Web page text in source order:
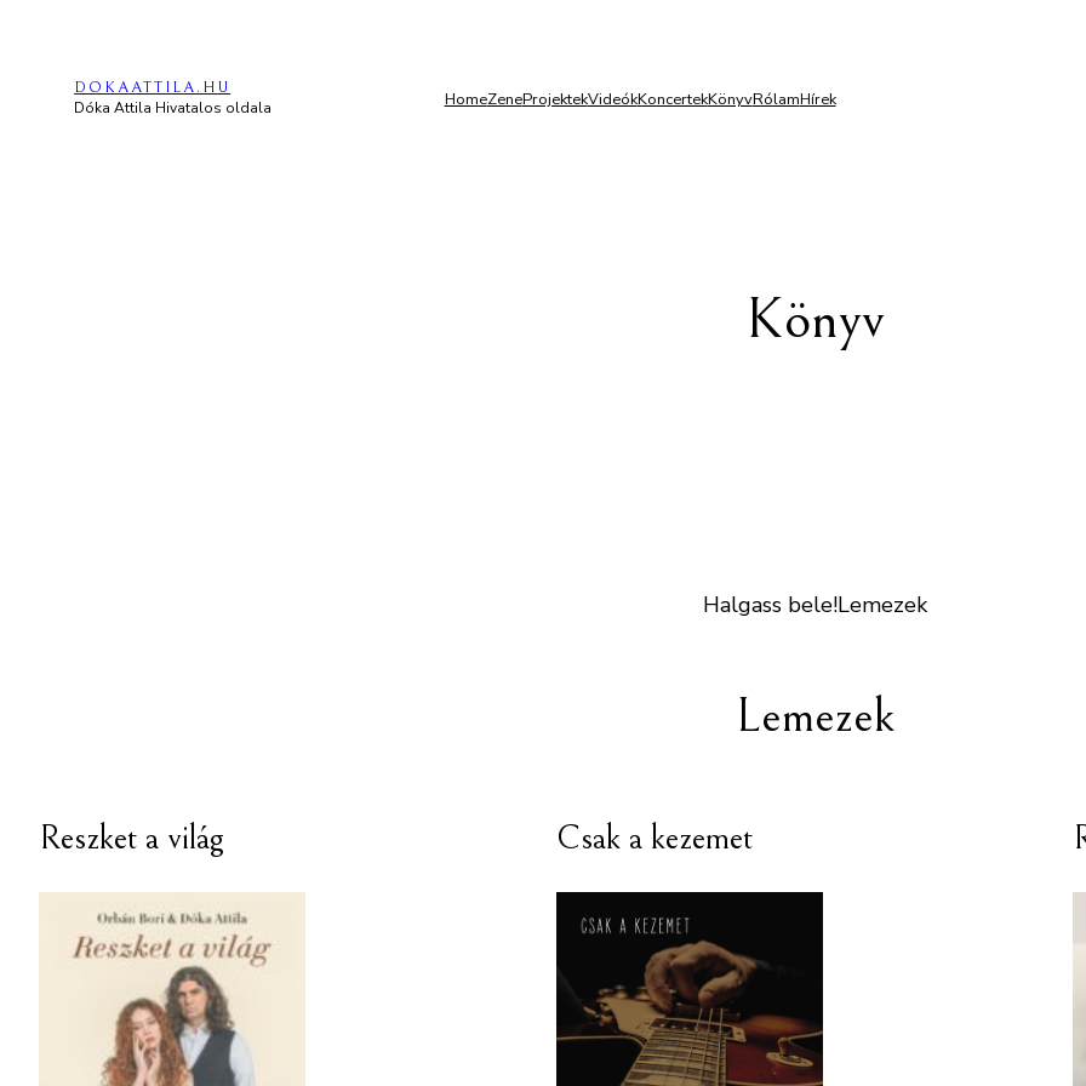
tartalomhozDOKAATTILA.HU
Dóka Attila Hivatalos oldala HomeZeneProjektekVideókKoncertekKönyvRólamHírek
Könyv
Halgass bele!Lemezek
Lemezek
Reszket a világ Csak a kezemet